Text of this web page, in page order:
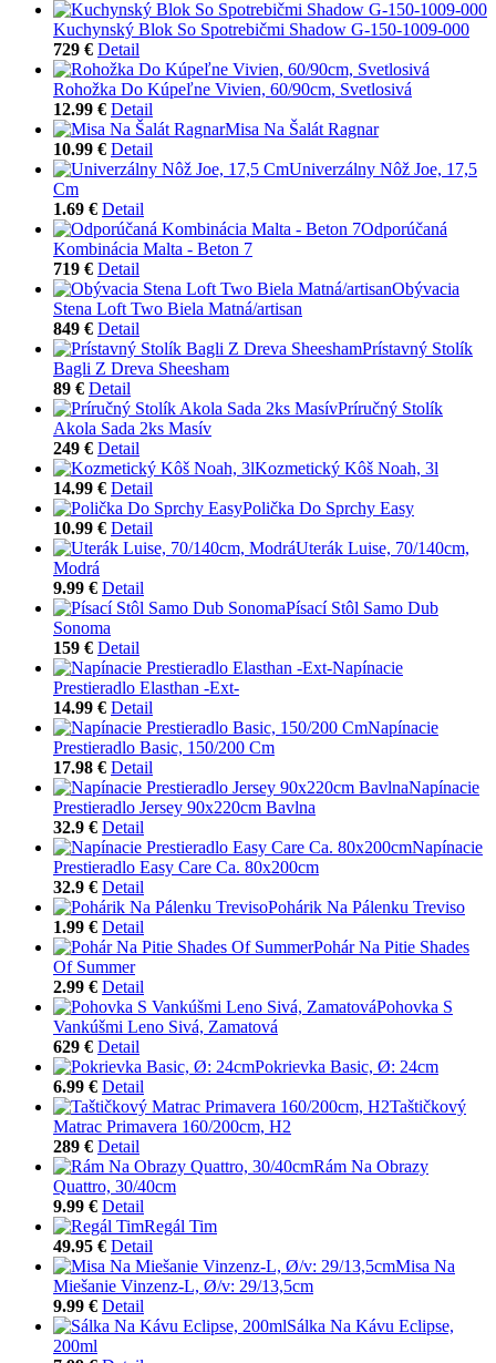
Kuchynský Blok So Spotrebičmi Shadow G-150-1009-000
729 € Detail
Rohožka Do Kúpeľne Vivien, 60/90cm, Svetlosivá
12.99 € Detail
Misa Na Šalát Ragnar
10.99 € Detail
Univerzálny Nôž Joe, 17,5
Cm
1.69 € Detail
Odporúčaná
Kombinácia Malta - Beton 7
719 € Detail
Obývacia
Stena Loft Two Biela Matná/artisan
849 € Detail
Prístavný Stolík
Bagli Z Dreva Sheesham
89 € Detail
Príručný Stolík
Akola Sada 2ks Masív
249 € Detail
Kozmetický Kôš Noah, 3l
14.99 € Detail
Polička Do Sprchy Easy
10.99 € Detail
Uterák Luise, 70/140cm,
Modrá
9.99 € Detail
Písací Stôl Samo Dub
Sonoma
159 € Detail
Napínacie
Prestieradlo Elasthan -Ext-
14.99 € Detail
Napínacie
Prestieradlo Basic, 150/200 Cm
17.98 € Detail
Napínacie
Prestieradlo Jersey 90x220cm Bavlna
32.9 € Detail
Napínacie
Prestieradlo Easy Care Ca. 80x200cm
32.9 € Detail
Pohárik Na Pálenku Treviso
1.99 € Detail
Pohár Na Pitie Shades
Of Summer
2.99 € Detail
Pohovka S
Vankúšmi Leno Sivá, Zamatová
629 € Detail
Pokrievka Basic, Ø: 24cm
6.99 € Detail
Taštičkový
Matrac Primavera 160/200cm, H2
289 € Detail
Rám Na Obrazy
Quattro, 30/40cm
9.99 € Detail
Regál Tim
49.95 € Detail
Misa Na
Miešanie Vinzenz-L, Ø/v: 29/13,5cm
9.99 € Detail
Sálka Na Kávu Eclipse,
200ml